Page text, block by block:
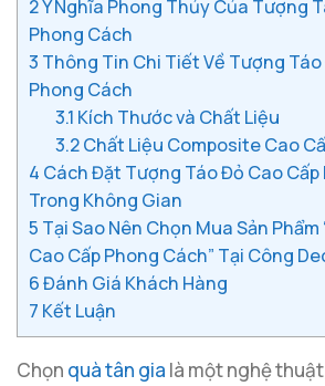
2Ý Nghĩa Phong Thủy Của Tượng
Phong Cách
3 Thông Tin Chi Tiết Về Tượng
Phong Cách
3.1 Kích Thước và Chất Liệu
3.2Chất Liệu Composite Cao
4 Cách Đặt Tượng Táo Đỏ Cao Cấp
Trong Không Gian
5 Tại Sao Nên Chọn Mua Sản
Cao Cấp Phong Cách” Tại Công
6Đánh Giá Khách Hàng
7 Kết Luận
Chọn quà tân gia là một nghệ